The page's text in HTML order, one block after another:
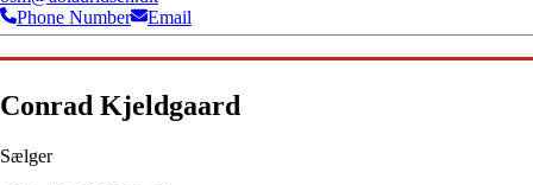
Phone Number
Email
Conrad Kjeldgaard
Sælger